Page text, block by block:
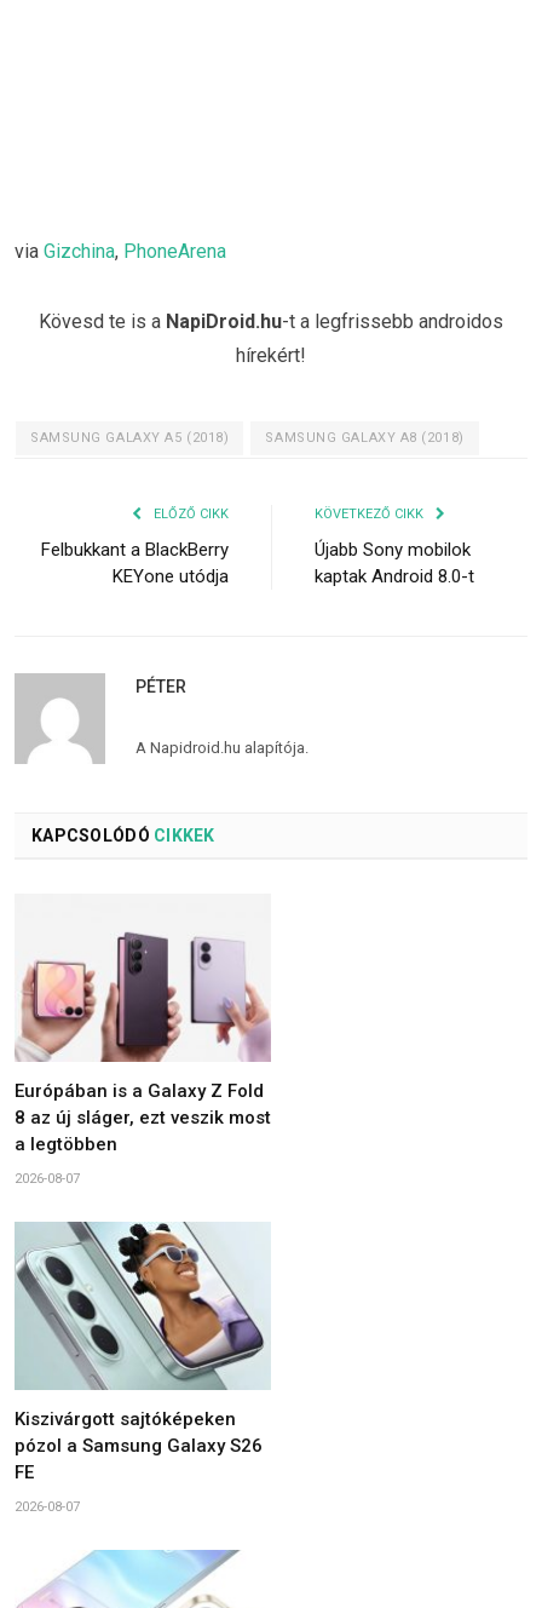
via Gizchina, PhoneArena
Kövesd te is a NapiDroid.hu-t a legfrissebb androidos
hírekért!
SAMSUNG GALAXY A5 (2018) SAMSUNG GALAXY A8 (2018)
ELŐZŐ CIKK
Felbukkant a BlackBerry
KEYone utódja
KÖVETKEZŐ CIKK
Újabb Sony mobilok
kaptak Android 8.0-t
PÉTER
A Napidroid.hu alapítója.
KAPCSOLÓDÓ CIKKEK
Európában is a Galaxy Z Fold
8 az új sláger, ezt veszik most
a legtöbben
2026-08-07
Kiszivárgott sajtóképeken
pózol a Samsung Galaxy S26
FE
2026-08-07